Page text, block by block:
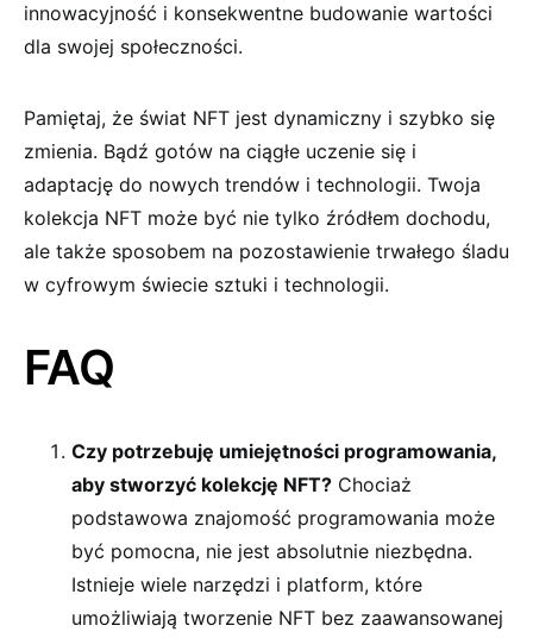
innowacyjność i konsekwentne budowanie wartości
dla swojej społeczności.
Pamiętaj, że świat NFT jest dynamiczny i szybko się
zmienia. Bądź gotów na ciągłe uczenie się i
adaptację do nowych trendów i technologii. Twoja
kolekcja NFT może być nie tylko źródłem dochodu,
ale także sposobem na pozostawienie trwałego śladu
w cyfrowym świecie sztuki i technologii.
FAQ
Czy potrzebuję umiejętności programowania,
aby stworzyć kolekcję NFT? Chociaż
podstawowa znajomość programowania może
być pomocna, nie jest absolutnie niezbędna.
Istnieje wiele narzędzi i platform, które
umożliwiają tworzenie NFT bez zaawansowanej